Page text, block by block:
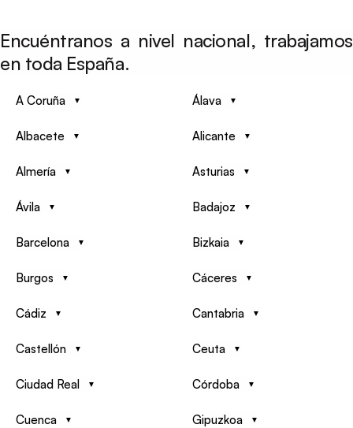
Encuéntranos a nivel nacional, trabajamos
en toda España.
A Coruña Álava
Albacete Alicante
Almería Asturias
Ávila Badajoz
Barcelona Bizkaia
Burgos Cáceres
Cádiz Cantabria
Castellón Ceuta
Ciudad Real Córdoba
Cuenca Gipuzkoa